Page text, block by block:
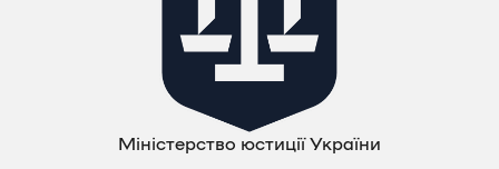
Міністерство юстиції України